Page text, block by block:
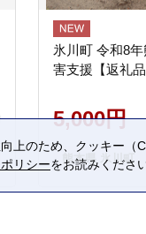
氷川町 令和8
害支援【返礼品
5,000円
熊本県 氷川町
上のため、クッキー（
リシーをお読みください